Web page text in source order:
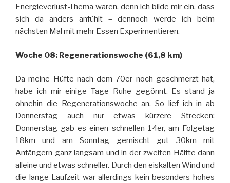
Energieverlust-Thema waren, denn ich bilde mir ein, dass
sich da anders anfühlt – dennoch werde ich beim
nächsten Mal mit mehr Essen Experimentieren.
Woche 08: Regenerationswoche (61,8 km)
Da meine Hüfte nach dem 70er noch geschmerzt hat,
habe ich mir einige Tage Ruhe gegönnt. Es stand ja
ohnehin die Regenerationswoche an. So lief ich in ab
Donnerstag auch nur etwas kürzere Strecken:
Donnerstag gab es einen schnellen 14er, am Folgetag
18km und am Sonntag gemischt gut 30km mit
Anfängern ganz langsam und in der zweiten Hälfte dann
alleine und etwas schneller. Durch den eiskalten Wind und
die lange Laufzeit war allerdings kein besonders hohes